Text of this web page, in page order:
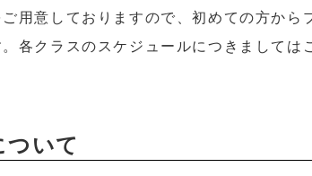
用意しておりますので、初めての方か
各クラスのスケジュールにつきましては
ついて